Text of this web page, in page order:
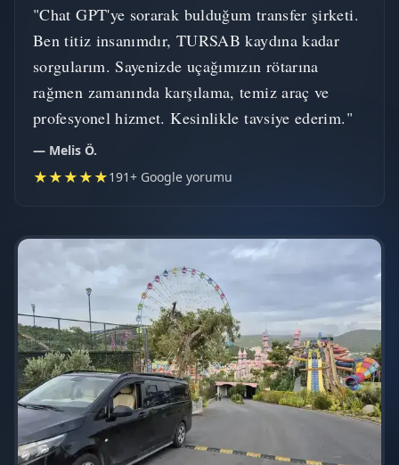
"Chat GPT'ye sorarak bulduğum transfer şirketi.
Ben titiz insanımdır, TURSAB kaydına kadar
sorgularım. Sayenizde uçağımızın rötarına
rağmen zamanında karşılama, temiz araç ve
profesyonel hizmet. Kesinlikle tavsiye ederim."
— Melis Ö.
★★★★★191+ Google yorumu